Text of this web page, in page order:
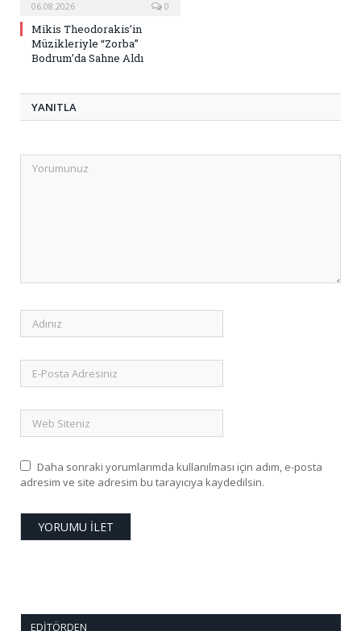
06.08.2026 0
Mikis Theodorakis’in
Müzikleriyle “Zorba”
Bodrum’da Sahne Aldı
YANITLA
Daha sonraki yorumlarımda kullanılması için adım, e-posta
adresim ve site adresim bu tarayıcıya kaydedilsin.
EDITÖRDEN